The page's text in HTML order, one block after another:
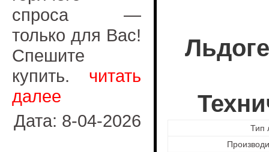
спроса —
только для Вас!
Спешите
купить. читать
далее
Дата: 8-04-2026
Тип